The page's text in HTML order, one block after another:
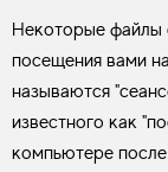
Некоторые файлы
посещения вами
называются
известного как
компьютере